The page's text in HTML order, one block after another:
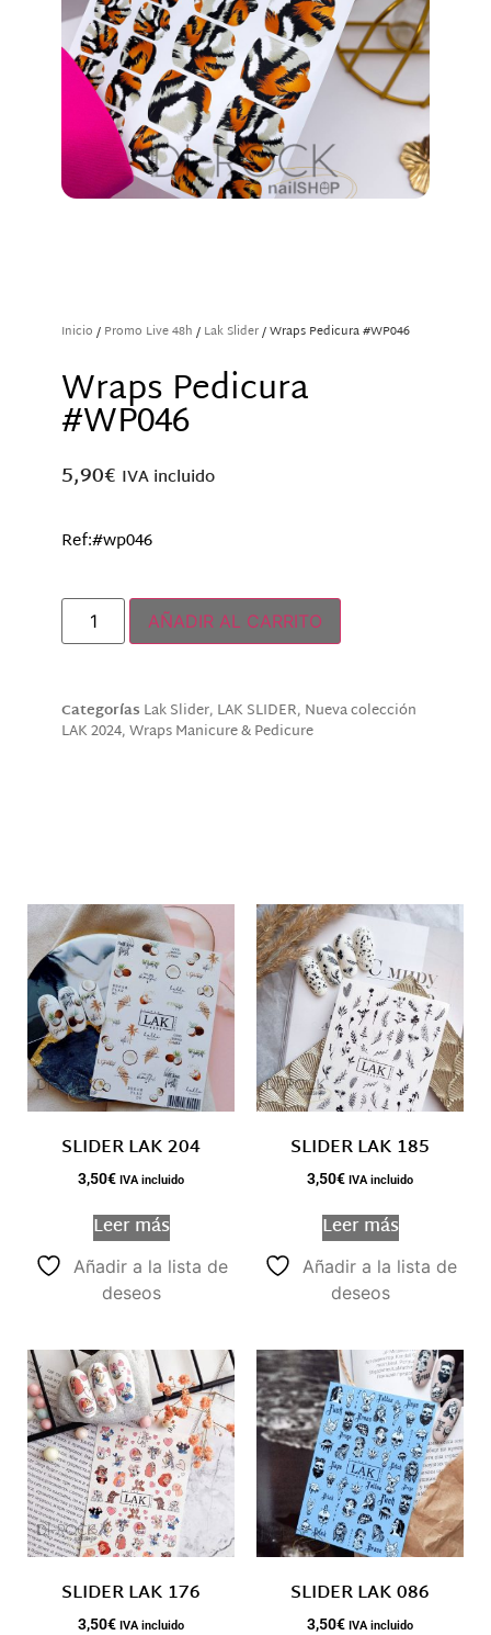
Inicio / Promo Live 48h / Lak Slider/ Wraps Pedicura #WP046
Wraps Pedicura
#WP046
5,90€ IVA incluido
Ref:#wp046
AÑADIR AL CARRITO
Categorías Lak Slider, LAK SLIDER, Nueva colección
LAK 2024,Wraps Manicure & Pedicure
SLIDER LAK 204
3,50€ IVA incluido
Leer más
Añadir a la lista de
deseos
SLIDER LAK 185
3,50€ IVA incluido
Leer más
Añadir a la lista de
deseos
SLIDER LAK 176
3,50€ IVA incluido
SLIDER LAK 086
3,50€ IVA incluido